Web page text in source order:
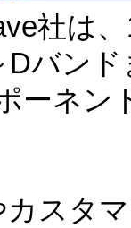
社は
バン
ーネ
スタ